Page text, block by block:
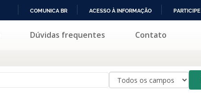
PARA
COMUNICA BR ACESSO À INFORMAÇÃO PARTICIPE
Dúvidas frequentes Contato